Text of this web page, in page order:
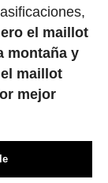
el maillot
montaña y
el maillot
mejor